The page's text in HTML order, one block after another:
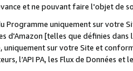
et ne pouvant faire l'objet de
Programme uniquement sur votre
d'Amazon [telles que définies dans
uniquement sur votre Site et
l’API PA, les Flux de Données